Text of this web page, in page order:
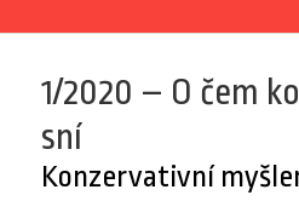
1/2020 – O čem
sní
Konzervativní